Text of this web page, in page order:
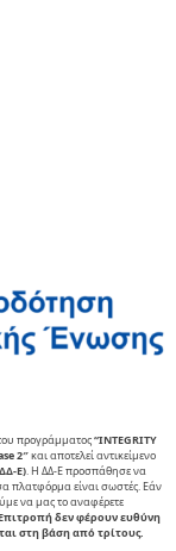
προγράμματος“INTEGRITY
2″και αποτελεί αντικείµενο
Ε). Η ΔΔ-Ε προσπάθησε να
πλατφόρμα είναι σωστές. Εάν
να μας το αναφέρετε
δεν φέρουν ευθύνη
στη βάση από τρίτους.